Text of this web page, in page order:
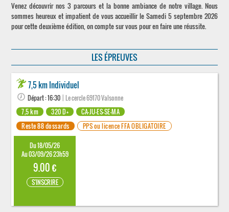
Venez découvrir nos 3 parcours et la bonne ambiance de notre village. Nous
sommes heureux et impatient de vous accueillir le Samedi 5 septembre 2026
pour cette deuxième édition, on compte sur vous pour en faire une réussite.
LES ÉPREUVES
7,5 km Individuel
Départ : 16:30 | Le cercle 69170 Valsonne
7,5 km
320 D+
CA-JU-ES-SE-MA
Reste 88 dossards
PPS ou licence FFA OBLIGATOIRE
Du 18/05/26
Au 03/09/26 23h59
9.00 €
S'INSCRIRE